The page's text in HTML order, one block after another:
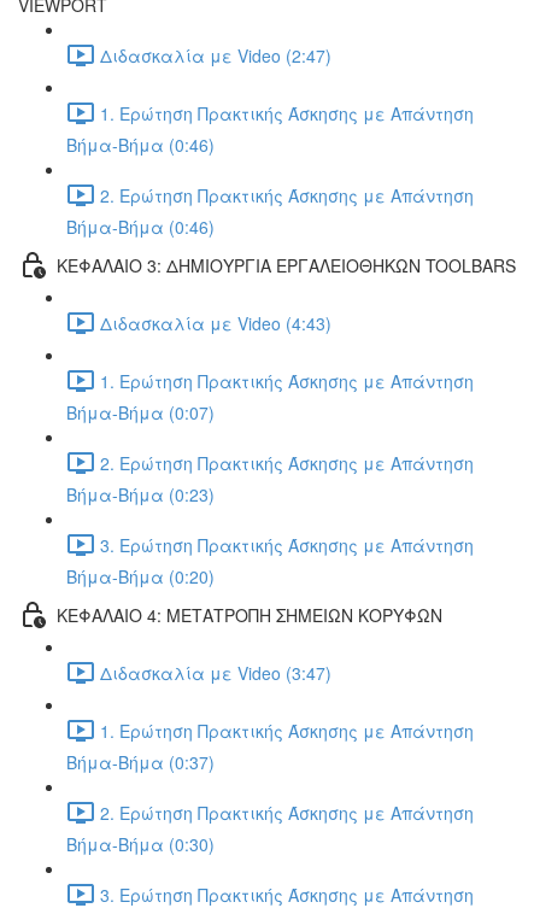
VIEWPORT
Διδασκαλία με Video (2:47)
1. Ερώτηση Πρακτικής Άσκησης με Απάντηση
Βήμα-Βήμα (0:46)
2. Ερώτηση Πρακτικής Άσκησης με Απάντηση
Βήμα-Βήμα (0:46)
ΚΕΦΑΛΑΙΟ 3: ΔΗΜΙΟΥΡΓΙΑ ΕΡΓΑΛΕΙΟΘΗΚΩΝ TOOLBARS
Διδασκαλία με Video (4:43)
1. Ερώτηση Πρακτικής Άσκησης με Απάντηση
Βήμα-Βήμα (0:07)
2. Ερώτηση Πρακτικής Άσκησης με Απάντηση
Βήμα-Βήμα (0:23)
3. Ερώτηση Πρακτικής Άσκησης με Απάντηση
Βήμα-Βήμα (0:20)
ΚΕΦΑΛΑΙΟ 4: ΜΕΤΑΤΡΟΠΗ ΣΗΜΕΙΩΝ ΚΟΡΥΦΩΝ
Διδασκαλία με Video (3:47)
1. Ερώτηση Πρακτικής Άσκησης με Απάντηση
Βήμα-Βήμα (0:37)
2. Ερώτηση Πρακτικής Άσκησης με Απάντηση
Βήμα-Βήμα (0:30)
3. Ερώτηση Πρακτικής Άσκησης με Απάντηση